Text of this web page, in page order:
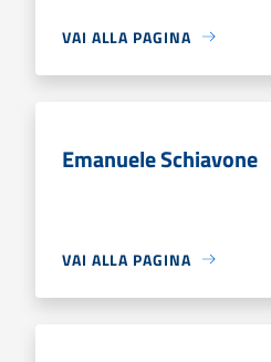
VAI ALLA PAGINA
Emanuele Schiavone
VAI ALLA PAGINA